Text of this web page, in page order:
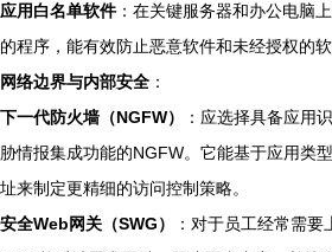
应用白名单软件：在关键服务器和办公电脑
的程序，能有效防止恶意软件和未经授权的软
网络边界与内部安全 ：
下一代防火墙（NGFW）
：应选择具备应用
胁情报集成功能的NGFW。它能基于应用类
址来制定更精细的访问控制策略。
安全Web网关（SWG）
：对于员工经常需要